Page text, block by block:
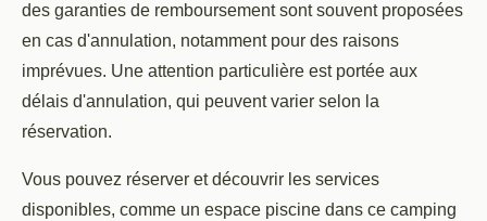
des garanties de remboursement sont souvent proposées
en cas d'annulation, notamment pour des raisons
imprévues. Une attention particulière est portée aux
délais d'annulation, qui peuvent varier selon la
réservation.
Vous pouvez réserver et découvrir les services
disponibles, comme un espace piscine dans ce camping